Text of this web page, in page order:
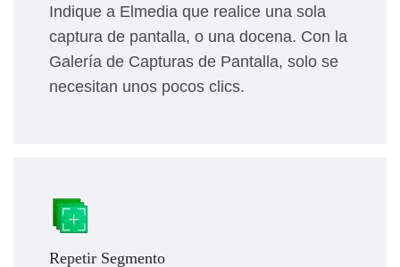
Indique a Elmedia que realice una sola
captura de pantalla, o una docena. Con la
Galería de Capturas de Pantalla, solo se
necesitan unos pocos clics.
Repetir Segmento